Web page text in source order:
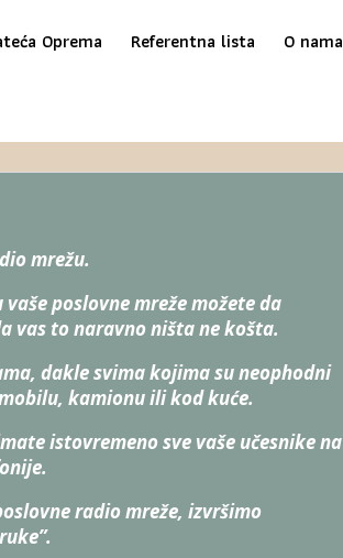
Oprema Referentna lista
O nama
mrežu.
poslovne mreže možete da
vas to naravno ništa ne košta.
dakle svima kojima su neophodni
kamionu ili kod kuće.
istovremeno sve vaše učesnike na
radio mreže, izvršimo